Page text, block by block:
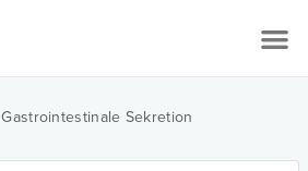
Gastrointestinale Sekretion